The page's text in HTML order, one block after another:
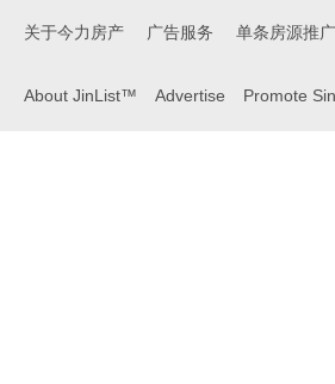
关于今力房产 广告服务 单条房源推广
About JinList™ Advertise Promote